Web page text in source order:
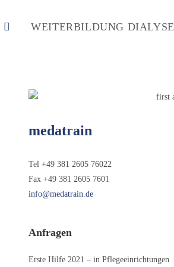
WEITERBILDUNG DIALYSE
medatrain
Tel +49 381 2605 76022
Fax +49 381 2605 7601
info@medatrain.de
Anfragen
Erste Hilfe 2021 – in Pflegeeinrichtungen